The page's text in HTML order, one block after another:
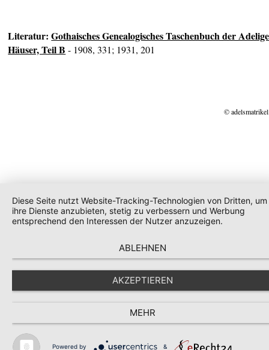
Literatur:Gothaisches Genealogisches Taschenbuch der
Häuser, Teil B - 1908, 331; 1931, 201
©
Diese Seite nutzt Website-Tracking-Technologien von Dritten, um
ihre Dienste anzubieten, stetig zu verbessern und Werbung
entsprechend den Interessen der Nutzer anzuzeigen.
ABLEHNEN
AKZEPTIEREN
MEHR
Powered by &